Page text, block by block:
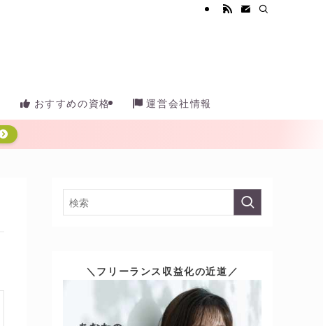
おすすめの資格 運営会社情報
＼フリーランス収益化の近道／